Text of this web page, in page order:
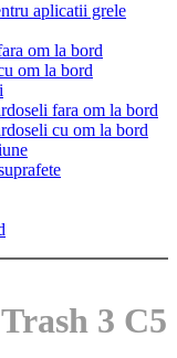
aplicatii grele
om la bord
om la bord
fara om la bord
cu om la bord
3 C5